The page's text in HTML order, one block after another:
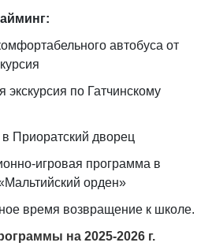
автобуса от
экскурсия по Гатчинскому
Приоратский дворец
игровая программа в
орден»
время возвращение к школе.
на 2025-2026 г.